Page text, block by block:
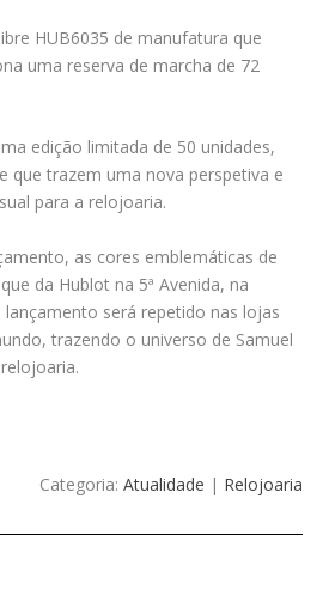
HUB6035 de manufatura que
uma reserva de marcha de 72
edição limitada de 50 unidades,
que trazem uma nova perspetiva e
para a relojoaria.
as cores emblemáticas de
da Hublot na 5ª Avenida, na
lançamento será repetido nas lojas
trazendo o universo de Samuel
Categoria: Atualidade | Relojoaria